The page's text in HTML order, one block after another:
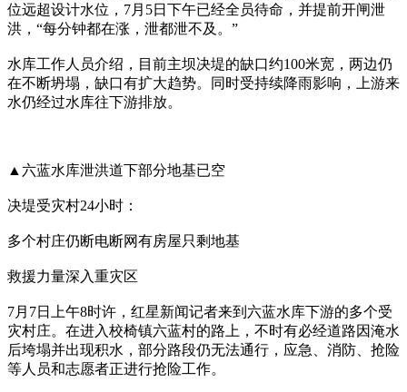
位远超设计水位，7月5日下午已经全员待命，并提前开闸泄
洪，“每分钟都在涨，泄都泄不及。”
水库工作人员介绍，目前主坝决堤的缺口约100米宽，两边仍
在不断坍塌，缺口有扩大趋势。同时受持续降雨影响，上游来
水仍经过水库往下游排放。
▲六蓝水库泄洪道下部分地基已空
决堤受灾村24小时：
多个村庄仍断电断网有房屋只剩地基
救援力量深入重灾区
7月7日上午8时许，红星新闻记者来到六蓝水库下游的多个受
灾村庄。在进入校椅镇六蓝村的路上，不时有必经道路因淹水
后垮塌并出现积水，部分路段仍无法通行，应急、消防、抢险
等人员和志愿者正进行抢险工作。